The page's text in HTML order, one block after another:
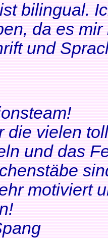
bilingual.
da es
und
die vielen
und das
motiviert